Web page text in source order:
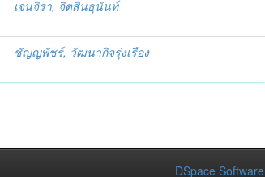
เจนจิรา, จิตสินธุนันท์
ชัญญพัชร์, วัฒนากิจรุ่งเรือง
DSpace Software